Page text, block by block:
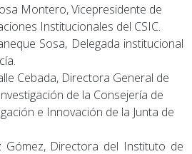
Montero, Vicepresidente de
Institucionales del CSIC.
Sosa, Delegada institucional
Cebada, Directora General de
de la Consejería de
e Innovación de la Junta de
Gómez, Directora del Instituto de